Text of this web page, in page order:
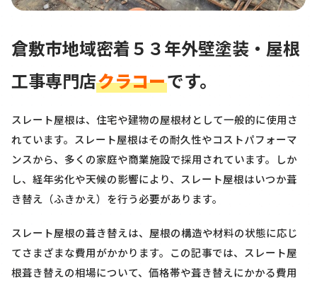
倉敷市地域密着５３年外壁塗装・屋根
工事専門店クラコーです。
スレート屋根は、住宅や建物の屋根材として一般的に使用さ
れています。スレート屋根はその耐久性やコストパフォーマ
ンスから、多くの家庭や商業施設で採用されています。しか
し、経年劣化や天候の影響により、スレート屋根はいつか葺
き替え（ふきかえ）を行う必要があります。
スレート屋根の葺き替えは、屋根の構造や材料の状態に応じ
てさまざまな費用がかかります。この記事では、スレート屋
根葺き替えの相場について、価格帯や葺き替えにかかる費用